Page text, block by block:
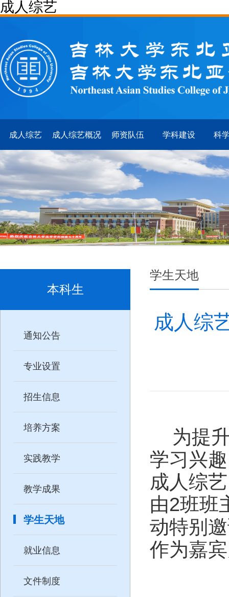
成人综艺
成人综艺 成人综艺概况 师资队伍 学科建设 科
本科生
通知公告
专业设置
招生信息
培养方案
实践教学
教学成果
学生天地
就业信息
文件制度
学生天地
成人综
为提
学习兴
成人综
由2班班
动特别
作为嘉